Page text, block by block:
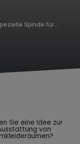
Spezielle Spinde für das Unternehmen Kaufland
Sie eine Idee zur
von